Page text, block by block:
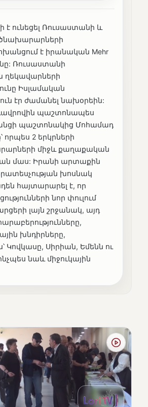
է ունեցել Ռուսաստանի և
է իրանական Mehr
Ռուսաստանի
ղեկավարների
Իսլամական
էր ժամանել նախօրեին:
պաշտոնապես
պաշտոնակից Մոհամադ
2 երկրների
միջև քաղաքական
մաս: Իրանի արտաքին
խոսնակ
հայտարարել է, որ
նոր փուլում
լայն շրջանակ, այդ
խնդիրները,
Կովկասը, Սիրիան, Եմենն ու
նաև միջուկային